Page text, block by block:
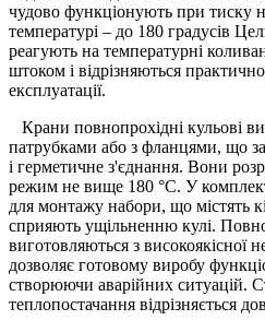
чудово функціонують при тиску
температурі – до 180 градусів
реагують на температурні
штоком і відрізняються
експлуатації.
Крани повнопрохідні кульові
патрубками або з фланцями, що
і герметичне з'єднання. Вони
режим не вище 180 °С. У
для монтажу набори, що містять
сприяють ущільненню кулі.
виготовляються з високоякісної
дозволяє готовому виробу
створюючи аварійних ситуацій.
теплопостачання відрізняється